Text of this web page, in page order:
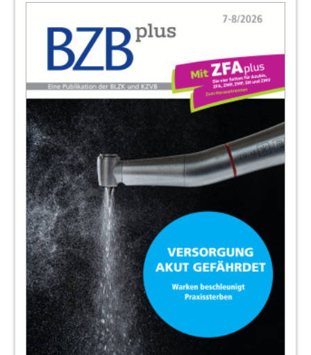
Interview: „Recruiting heute ist wie
klassisches Verkaufen“
Das Gespräch führte Dagmar Loy mit Prof. Dr.
Antje-Britta Mörstedt
12„Zähne ziehen auf dem Plastikstuhl“ – Von
Niederbayern nach Westkenia –
Erfahrungen zum Auslandseinsatz eines
Zahnarztes und einer ZFA
Redaktion BLZK
13Interview: „Menschen helfen und ein
Lächeln ins Gesicht zaubern“
Oralchirurg Sven Kanzlsperger im Gespräch
14Entzündete Wurzel – und nun? Neues
Pocket „Wurzelbehandlung“ im Online-
Shop erhältlich
Nina Prell, Referat Patienten und
Versorgungsforschung der BLZK
16Abrechnung transparent – Die modifizierte
PAR-Behandlungsstrecke